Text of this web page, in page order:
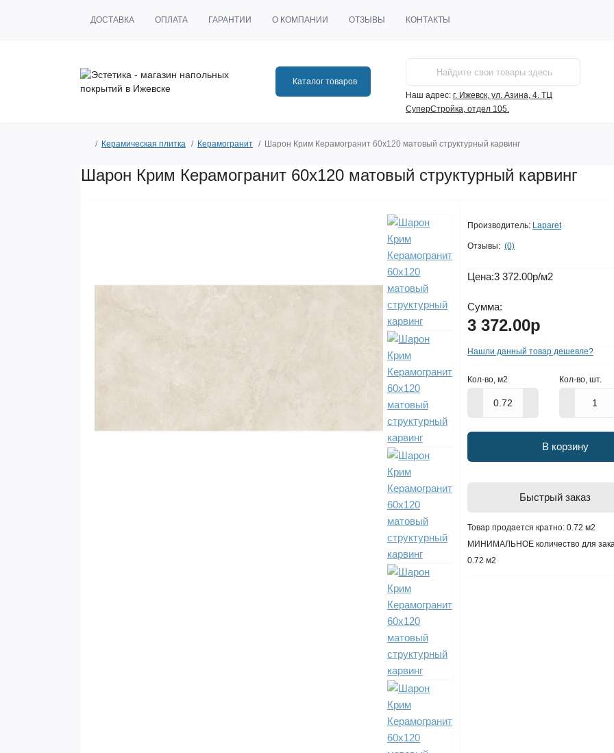
ДОСТАВКА ОПЛАТА ГАРАНТИИ О КОМПАНИИ ОТЗЫВЫ КОНТАКТЫ
Каталог товаров
Наш адрес: г. Ижевск, ул. Азина, 4. ТЦ
СуперСтройка, отдел 105.
Керамическая плитка Керамогранит Шарон Крим Керамогранит 60х120 матовый структурный карвинг
Шарон Крим Керамогранит 60х120 матовый структурный карвинг
Производитель: Laparet
Отзывы: (0)
Цена:3 372.00р/м2
Сумма:
3 372.00р
Нашли данный товар дешевле?
Кол-во, м2 Кол-во, шт.
В корзину
Быстрый заказ
Товар продается кратно: 0.72 м2
МИНИМАЛЬНОЕ количество для
0.72 м2